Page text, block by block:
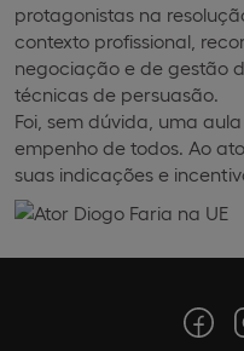
protagonistas na
contexto profissional,
negociação e de gestão
técnicas de persuasão.
Foi, sem dúvida, uma
empenho de todos. Ao
suas indicações e